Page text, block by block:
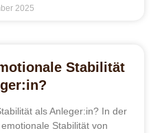
2025
Stabilität
als Anleger:in? In der
Stabilität von